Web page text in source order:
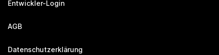
Entwickler-Login
AGB
Datenschutzerklärung